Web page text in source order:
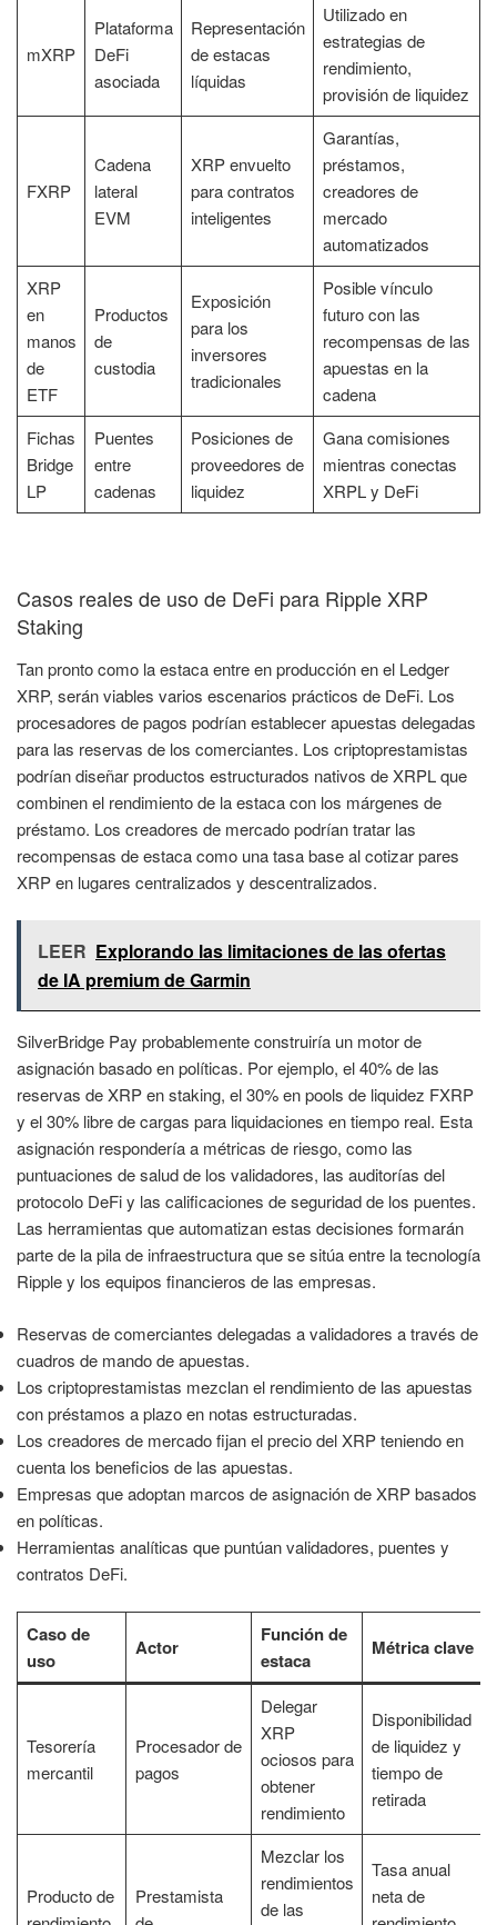
mXRP
Plataforma
DeFi
asociada
Representación
de estacas
líquidas
Utilizado en
estrategias de
rendimiento,
provisión de liquidez
FXRP
Cadena
lateral
EVM
XRP envuelto
para contratos
inteligentes
Garantías,
préstamos,
creadores de
mercado
automatizados
XRP
en
manos
de
ETF
Productos
de
custodia
Exposición
para los
inversores
tradicionales
Posible vínculo
futuro con las
recompensas de las
apuestas en la
cadena
Fichas
Bridge
LP
Puentes
entre
cadenas
Posiciones de
proveedores de
liquidez
Gana comisiones
mientras conectas
XRPL y DeFi
Casos reales de uso de DeFi para Ripple XRP
Staking
Tan pronto como la estaca entre en producción en el Ledger
XRP, serán viables varios escenarios prácticos de DeFi. Los
procesadores de pagos podrían establecer apuestas delegadas
para las reservas de los comerciantes. Los criptoprestamistas
podrían diseñar productos estructurados nativos de XRPL que
combinen el rendimiento de la estaca con los márgenes de
préstamo. Los creadores de mercado podrían tratar las
recompensas de estaca como una tasa base al cotizar pares
XRP en lugares centralizados y descentralizados.
LEER Explorando las limitaciones de las ofertas
de IA premium de Garmin
SilverBridge Pay probablemente construiría un motor de
asignación basado en políticas. Por ejemplo, el 40% de las
reservas de XRP en staking, el 30% en pools de liquidez FXRP
y el 30% libre de cargas para liquidaciones en tiempo real. Esta
asignación respondería a métricas de riesgo, como las
puntuaciones de salud de los validadores, las auditorías del
protocolo DeFi y las calificaciones de seguridad de los puentes.
Las herramientas que automatizan estas decisiones formarán
parte de la pila de infraestructura que se sitúa entre la tecnología
Ripple y los equipos financieros de las empresas.
Reservas de comerciantes delegadas a validadores a través de
cuadros de mando de apuestas.
Los criptoprestamistas mezclan el rendimiento de las apuestas
con préstamos a plazo en notas estructuradas.
Los creadores de mercado fijan el precio del XRP teniendo en
cuenta los beneficios de las apuestas.
Empresas que adoptan marcos de asignación de XRP basados
en políticas.
Herramientas analíticas que puntúan validadores, puentes y
contratos DeFi.
Caso de
uso
Actor
Función de
estaca
Métrica clave
Tesorería
mercantil
Procesador de
pagos
Delegar
XRP
ociosos para
obtener
rendimiento
Disponibilidad
de liquidez y
tiempo de
retirada
Producto de
Prestamista
Mezclar los
rendimientos
de las
Tasa anual
neta de